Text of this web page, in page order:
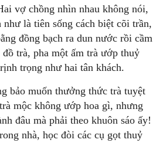
vợ chồng nhìn nhau không nói,
là tiên sống cách biệt cõi trần,
đồng bạch ra dun nước rồi cầm
trà, pha một ấm trà ướp thuỷ
trọng như hai tân khách.
bảo muốn thưởng thức trà tuyệt
mộc không ướp hoa gì, nhưng
đâu mà phải theo khuôn sáo ấy!
nhà, học đòi các cụ gọt thuỷ